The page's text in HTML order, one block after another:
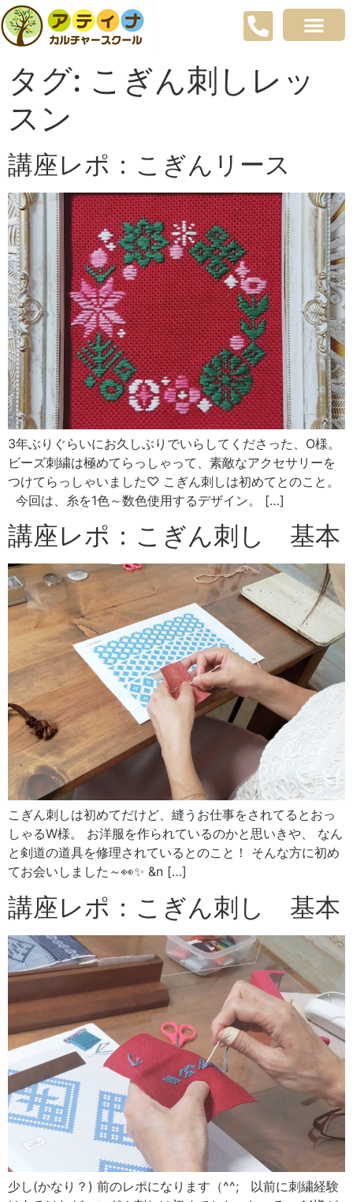
タグ: こぎん刺しレッ
スン
講座レポ：こぎんリース
3年ぶりぐらいにお久しぶりでいらしてくださった、O様。
ビーズ刺繍は極めてらっしゃって、素敵なアクセサリーを
つけてらっしゃいました♡ こぎん刺しは初めてとのこと。
今回は、糸を1色～数色使用するデザイン。 […]
講座レポ：こぎん刺し 基本
こぎん刺しは初めてだけど、縫うお仕事をされてるとおっ
しゃるW様。 お洋服を作られているのかと思いきや、 なん
と剣道の道具を修理されているとのこと！ そんな方に初め
てお会いしました～👀✨ &n […]
講座レポ：こぎん刺し 基本
少し(かなり？) 前のレポになります（^^; 以前に刺繍経験